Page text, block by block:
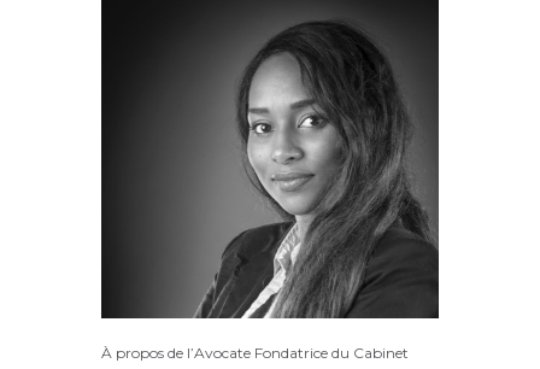
À propos de l’Avocate Fondatrice du Cabinet